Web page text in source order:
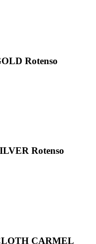
Rotenso
Rotenso
CARMEL